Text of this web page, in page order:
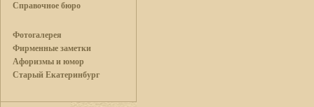
Справочное бюро
Фотогалерея
Фирменные заметки
Афоризмы и юмор
Старый Екатеринбург